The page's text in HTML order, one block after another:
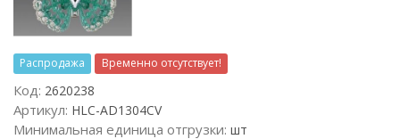
Распродажа Временно отсутствует!
Код: 2620238
Артикул: HLC-AD1304CV
Минимальная единица отгрузки: шт